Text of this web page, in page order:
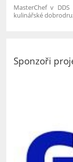
MasterChef v
kulinářské
Sponzoři